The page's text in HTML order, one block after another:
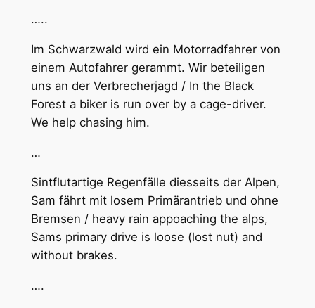
…..
Im Schwarzwald wird ein Motorradfahrer von
einem Autofahrer gerammt. Wir beteiligen
uns an der Verbrecherjagd / In the Black
Forest a biker is run over by a cage-driver.
We help chasing him.
…
Sintflutartige Regenfälle diesseits der Alpen,
Sam fährt mit losem Primärantrieb und ohne
Bremsen / heavy rain appoaching the alps,
Sams primary drive is loose (lost nut) and
without brakes.
….